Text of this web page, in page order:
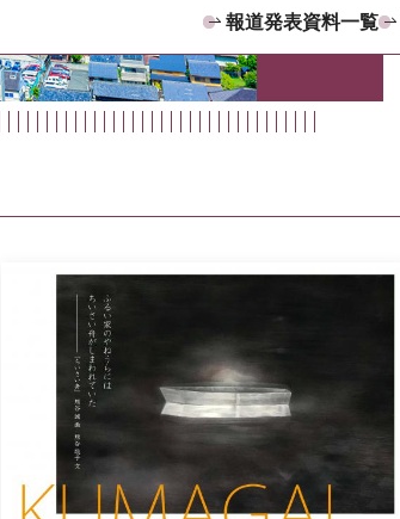
報道発表資料一覧